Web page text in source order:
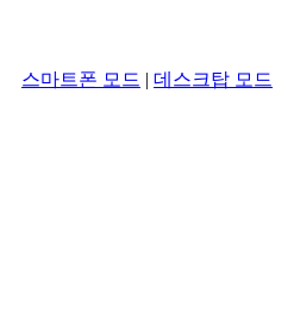
스마트폰 모드 | 데스크탑 모드